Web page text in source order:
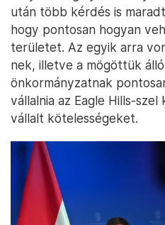
után több kérdés is
hogy pontosan hogyan
területet. Az egyik arra
nek, illetve a mögöttük
önkormányzatnak
vállalnia az Eagle Hills-
vállalt kötelességeket.